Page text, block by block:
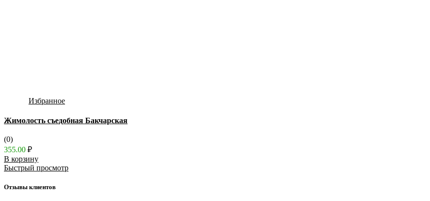
Избранное
Жимолость съедобная Бакчарская
(0)
355.00 ₽
В корзину
Быстрый просмотр
Отзывы клиентов